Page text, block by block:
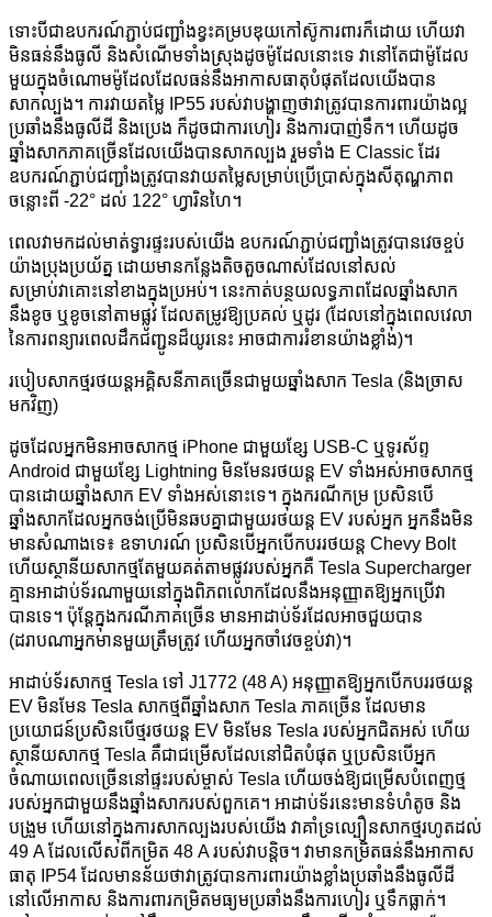
ទោះបីជាឧបករណ៍ភ្ជាប់ជញ្ជាំងខ្វះគម្របឌុយកៅស៊ូការពារក៏ដោយ ហើយវា
មិនធន់នឹងធូលី និងសំណើមទាំងស្រុងដូចម៉ូដែលនោះទេ វានៅតែជាម៉ូដែល
មួយក្នុងចំណោមម៉ូដែលដែលធន់នឹងអាកាសធាតុបំផុតដែលយើងបាន
សាកល្បង។ ការវាយតម្លៃ IP55 របស់វាបង្ហាញថាវាត្រូវបានការពារយ៉ាងល្អ
ប្រឆាំងនឹងធូលីដី និងប្រេង ក៏ដូចជាការហៀរ និងការបាញ់ទឹក។ ហើយដូច
ឆ្នាំងសាកភាគច្រើនដែលយើងបានសាកល្បង រួមទាំង E Classic ដែរ
ឧបករណ៍ភ្ជាប់ជញ្ជាំងត្រូវបានវាយតម្លៃសម្រាប់ប្រើប្រាស់ក្នុងសីតុណ្ហភាព
ចន្លោះពី -22° ដល់ 122° ហ្វារិនហៃ។
ពេលវាមកដល់មាត់ទ្វារផ្ទះរបស់យើង ឧបករណ៍ភ្ជាប់ជញ្ជាំងត្រូវបានវេចខ្ចប់
យ៉ាងប្រុងប្រយ័ត្ន ដោយមានកន្លែងតិចតួចណាស់ដែលនៅសល់
សម្រាប់វាគោះនៅខាងក្នុងប្រអប់។ នេះកាត់បន្ថយលទ្ធភាពដែលឆ្នាំងសាក
នឹងខូច ឬខូចនៅតាមផ្លូវ ដែលតម្រូវឱ្យប្រគល់ ឬដូរ (ដែលនៅក្នុងពេលវេលា
នៃការពន្យារពេលដឹកជញ្ជូនដ៏យូរនេះ អាចជាការរំខានយ៉ាងខ្លាំង)។
របៀបសាកថ្មរថយន្តអគ្គិសនីភាគច្រើនជាមួយឆ្នាំងសាក Tesla (និងច្រាស
មកវិញ)
ដូចដែលអ្នកមិនអាចសាកថ្ម iPhone ជាមួយខ្សែ USB-C ឬទូរស័ព្ទ
Android ជាមួយខ្សែ Lightning មិនមែនរថយន្ត EV ទាំងអស់អាចសាកថ្ម
បានដោយឆ្នាំងសាក EV ទាំងអស់នោះទេ។ ក្នុងករណីកម្រ ប្រសិនបើ
ឆ្នាំងសាកដែលអ្នកចង់ប្រើមិនឆបគ្នាជាមួយរថយន្ត EV របស់អ្នក អ្នកនឹងមិន
មានសំណាងទេ៖ ឧទាហរណ៍ ប្រសិនបើអ្នកបើកបររថយន្ត Chevy Bolt
ហើយស្ថានីយសាកថ្មតែមួយគត់តាមផ្លូវរបស់អ្នកគឺ Tesla Supercharger
គ្មានអាដាប់ទ័រណាមួយនៅក្នុងពិភពលោកដែលនឹងអនុញ្ញាតឱ្យអ្នកប្រើវា
បានទេ។ ប៉ុន្តែក្នុងករណីភាគច្រើន មានអាដាប់ទ័រដែលអាចជួយបាន
(ដរាបណាអ្នកមានមួយត្រឹមត្រូវ ហើយអ្នកចាំវេចខ្ចប់វា)។
អាដាប់ទ័រសាកថ្ម Tesla ទៅ J1772 (48 A) អនុញ្ញាតឱ្យអ្នកបើកបររថយន្ត
EV មិនមែន Tesla សាកថ្មពីឆ្នាំងសាក Tesla ភាគច្រើន ដែលមាន
ប្រយោជន៍ប្រសិនបើថ្មរថយន្ត EV មិនមែន Tesla របស់អ្នកជិតអស់ ហើយ
ស្ថានីយសាកថ្ម Tesla គឺជាជម្រើសដែលនៅជិតបំផុត ឬប្រសិនបើអ្នក
ចំណាយពេលច្រើននៅផ្ទះរបស់ម្ចាស់ Tesla ហើយចង់ឱ្យជម្រើសបំពេញថ្ម
របស់អ្នកជាមួយនឹងឆ្នាំងសាករបស់ពួកគេ។ អាដាប់ទ័រនេះមានទំហំតូច និង
បង្រួម ហើយនៅក្នុងការសាកល្បងរបស់យើង វាគាំទ្រល្បឿនសាកថ្មរហូតដល់
49 A ដែលលើសពីកម្រិត 48 A របស់វាបន្តិច។ វាមានកម្រិតធន់នឹងអាកាស
ធាតុ IP54 ដែលមានន័យថាវាត្រូវបានការពារយ៉ាងខ្លាំងប្រឆាំងនឹងធូលីដី
នៅលើអាកាស និងការពារកម្រិតមធ្យមប្រឆាំងនឹងការហៀរ ឬទឹកធ្លាក់។